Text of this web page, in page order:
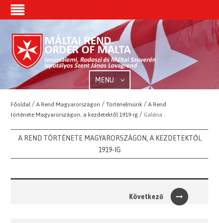
MENU
Főoldal /A Rend Magyarországon /Történelmünk /A Rend
története Magyarországon, a kezdetektől 1919-ig / Galéria
A REND TÖRTÉNETE MAGYARORSZÁGON, A KEZDETEKTŐL
1919-IG
Következő